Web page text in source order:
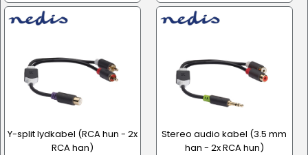
Y-split lydkabel (RCA hun - 2x
RCA han)
Stereo audio kabel (3.5 mm
han - 2x RCA hun)